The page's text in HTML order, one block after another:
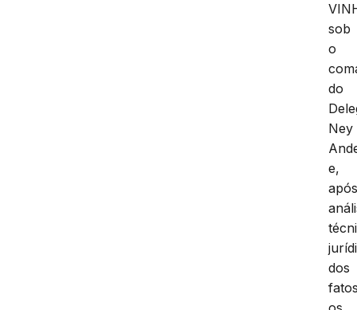
sob
o
do
Ney
e,
dos